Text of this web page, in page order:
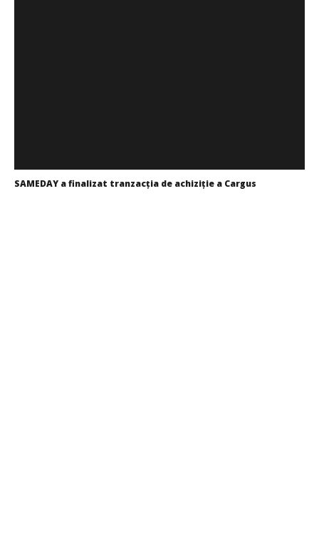
SAMEDAY a finalizat tranzacția de achiziție a Cargus